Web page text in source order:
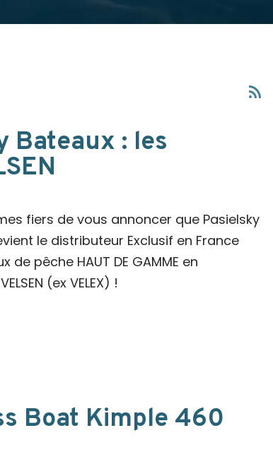
rss_feed
Bateaux : les
fiers de vous annoncer que Pasielsky
le distributeur Exclusif en France
de pêche HAUT DE GAMME en
(ex VELEX) !
Boat Kimple 460